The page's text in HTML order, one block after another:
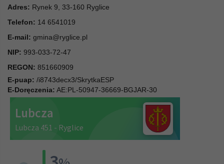
Adres: Rynek 9, 33-160 Ryglice
Telefon: 14 6541019
E-mail: gmina@ryglice.pl
NIP: 993-033-72-47
REGON: 851660909
E-puap: /i8743decx3/SkrytkaESP
E-Doręczenia: AE:PL-50947-36669-BGJAR-30